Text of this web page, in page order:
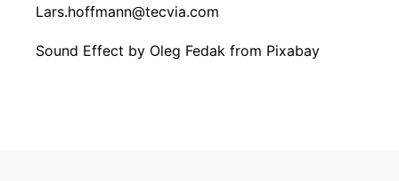
Lars.hoffmann@tecvia.com
Sound Effect by Oleg Fedak from Pixabay